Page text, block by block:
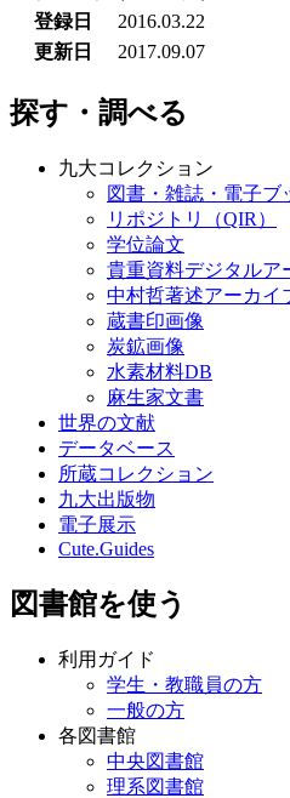
登録日
2016.03.22
更新日
2017.09.07
探す・調べる
九大コレクション
図書・雑誌・電子
リポジトリ（QIR）
学位論文
貴重資料デジタルア
中村哲著述アーカイ
蔵書印画像
炭鉱画像
水素材料DB
麻生家文書
世界の文献
データベース
所蔵コレクション
九大出版物
電子展示
Cute.Guides
図書館を使う
利用ガイド
学生・教職員の方
一般の方
各図書館
中央図書館
理系図書館